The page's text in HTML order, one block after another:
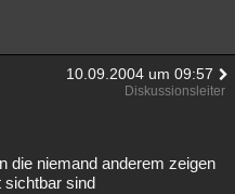
10.09.2004 um 09:57
Diskussionsleiter
die niemand anderem zeigen
sichtbar sind